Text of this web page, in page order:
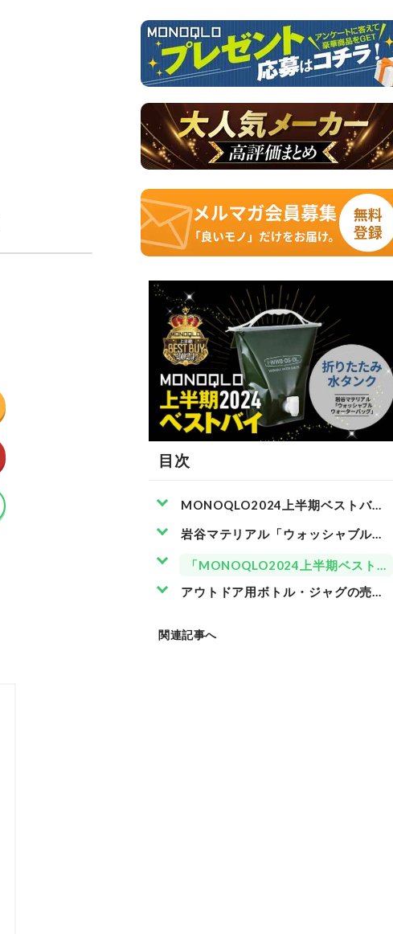
目次
MONOQLO2024上半期ベストバイ
岩谷マテリアル「ウォッシャブル
「MONOQLO2024上半期ベスト
アウトドア用ボトル・ジャグの売れ
関連記事へ